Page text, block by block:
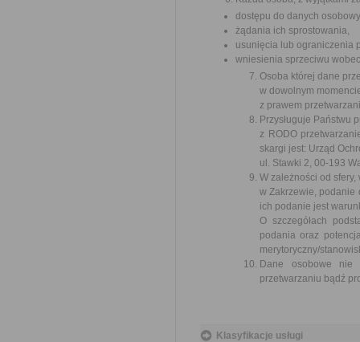
dostępu do danych
żądania ich sprostowania,
usunięcia lub ograniczenia
wniesienia sprzeciwu
Osoba której dane
w dowolnym
z prawem
Przysługuje Państwu
z RODO
skargi jest: Urząd
ul. Stawki 2, 00-193
W zależności od
w Zakrzewie, podanie
ich podanie jest
O szczegółach
podania oraz
merytoryczny/
Dane osobowe nie
przetwarzaniu bądź
Klasyfikacje usługi